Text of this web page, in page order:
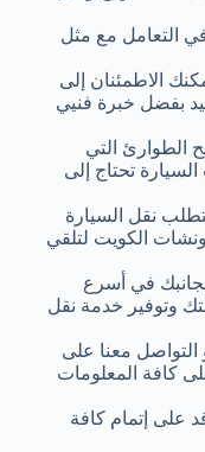
التعامل مع مثل
الاطمئنان إلى
بفضل خبرة فنيي
الطوارئ التي
تحتاج إلى
نقل السيارة
ونشات الكويت لتلقي
في أسرع
وتوفير خدمة نقل
معنا على
كافة المعلومات
على إتمام كافة